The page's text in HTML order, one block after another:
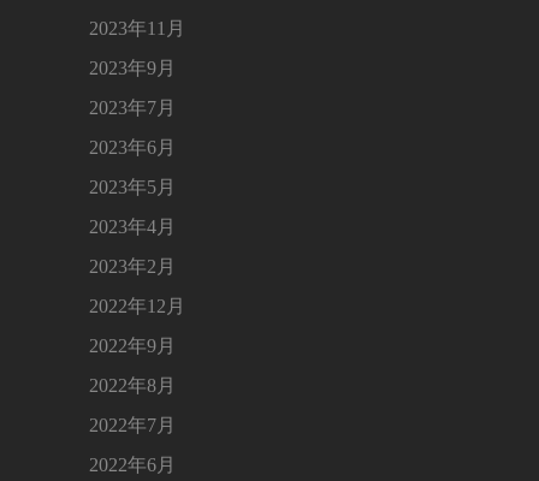
2023年11月
2023年9月
2023年7月
2023年6月
2023年5月
2023年4月
2023年2月
2022年12月
2022年9月
2022年8月
2022年7月
2022年6月